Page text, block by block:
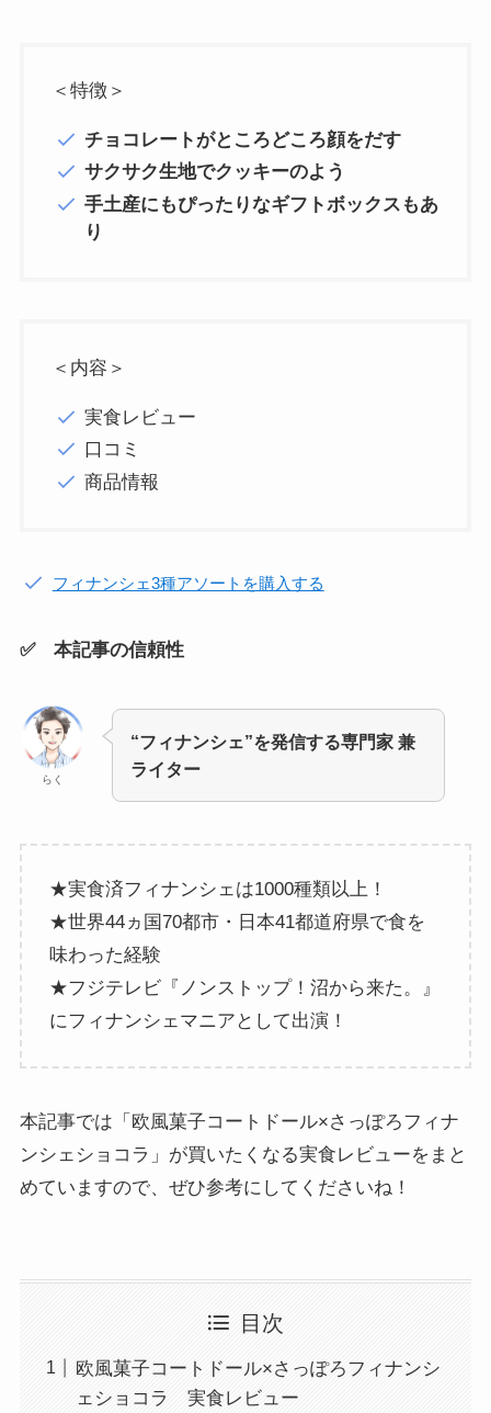
＜特徴＞
チョコレートがところどころ顔をだす
サクサク生地でクッキーのよう
手土産にもぴったりなギフトボックスもあ
り
＜内容＞
実食レビュー
口コミ
商品情報
フィナンシェ3種アソートを購入する
✅ 本記事の信頼性
らく
“フィナンシェ”を発信する専門家 兼
ライター
★実食済フィナンシェは1000種類以上！
★世界44ヵ国70都市・日本41都道府県で食を
味わった経験
★フジテレビ『ノンストップ！沼から来た。』
にフィナンシェマニアとして出演！
本記事では「欧風菓子コートドール×さっぽろフィナ
ンシェショコラ」が買いたくなる実食レビューをまと
めていますので、ぜひ参考にしてくださいね！
目次
欧風菓子コートドール×さっぽろフィナンシ
ェショコラ 実食レビュー